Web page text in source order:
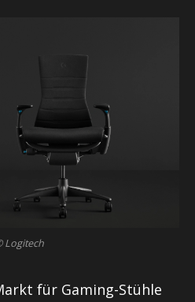
Logitech
für Gaming-Stühle